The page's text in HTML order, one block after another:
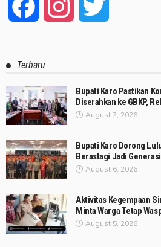
Facebook Instagram
Terbaru
Bupati Karo Pastikan
Diserahkan ke GBKP,
August 7, 2026
Bupati Karo Dorong
Berastagi Jadi
August 6, 2026
Aktivitas Kegempaan
Minta Warga Tetap
August 5, 2026